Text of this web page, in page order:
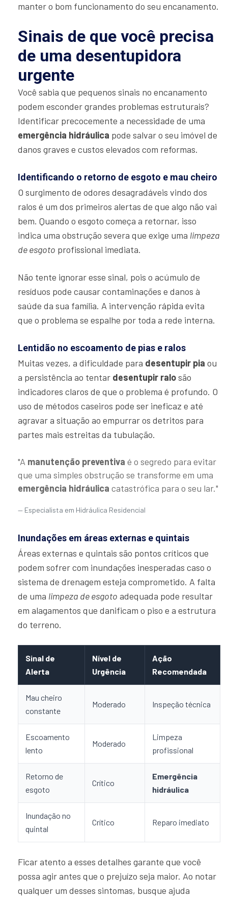
manter o bom funcionamento do seu encanamento.
Sinais de que você precisa
de uma desentupidora
urgente
Você sabia que pequenos sinais no encanamento
podem esconder grandes problemas estruturais?
Identificar precocemente a necessidade de uma
emergência hidráulica pode salvar o seu imóvel de
danos graves e custos elevados com reformas.
Identificando o retorno de esgoto e mau cheiro
O surgimento de odores desagradáveis vindo dos
ralos é um dos primeiros alertas de que algo não vai
bem. Quando o esgoto começa a retornar, isso
indica uma obstrução severa que exige uma limpeza
de esgoto profissional imediata.
Não tente ignorar esse sinal, pois o acúmulo de
resíduos pode causar contaminações e danos à
saúde da sua família. A intervenção rápida evita
que o problema se espalhe por toda a rede interna.
Lentidão no escoamento de pias e ralos
Muitas vezes, a dificuldade para desentupir pia ou
a persistência ao tentar desentupir ralosão
indicadores claros de que o problema é profundo. O
uso de métodos caseiros pode ser ineficaz e até
agravar a situação ao empurrar os detritos para
partes mais estreitas da tubulação.
"A manutenção preventiva é o segredo para evitar
que uma simples obstrução se transforme em uma
emergência hidráulica catastrófica para o seu lar."
Especialista em Hidráulica Residencial
Inundações em áreas externas e quintais
Áreas externas e quintais são pontos críticos que
podem sofrer com inundações inesperadas caso o
sistema de drenagem esteja comprometido. A falta
de uma limpeza de esgoto adequada pode resultar
em alagamentos que danificam o piso e a estrutura
do terreno.
Sinal de
Alerta
Nível de
Urgência
Ação
Recomendada
Mau cheiro
constante
Moderado Inspeção técnica
Escoamento
lento
Moderado
Limpeza
profissional
Retorno de
esgoto
Crítico
Emergência
hidráulica
Inundação no
quintal
Crítico Reparo imediato
Ficar atento a esses detalhes garante que você
possa agir antes que o prejuízo seja maior. Ao notar
qualquer um desses sintomas, busque ajuda